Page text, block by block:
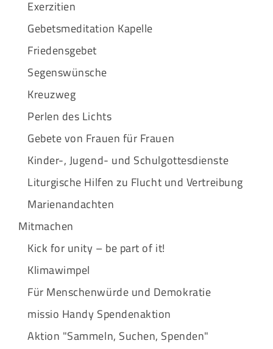
Exerzitien
Gebetsmeditation Kapelle
Friedensgebet
Segenswünsche
Kreuzweg
Perlen des Lichts
Gebete von Frauen für Frauen
Kinder-, Jugend- und Schulgottesdienste
Liturgische Hilfen zu Flucht und Vertreibung
Marienandachten
Mitmachen
Kick for unity – be part of it!
Klimawimpel
Für Menschenwürde und Demokratie
missio Handy Spendenaktion
Aktion "Sammeln, Suchen, Spenden"